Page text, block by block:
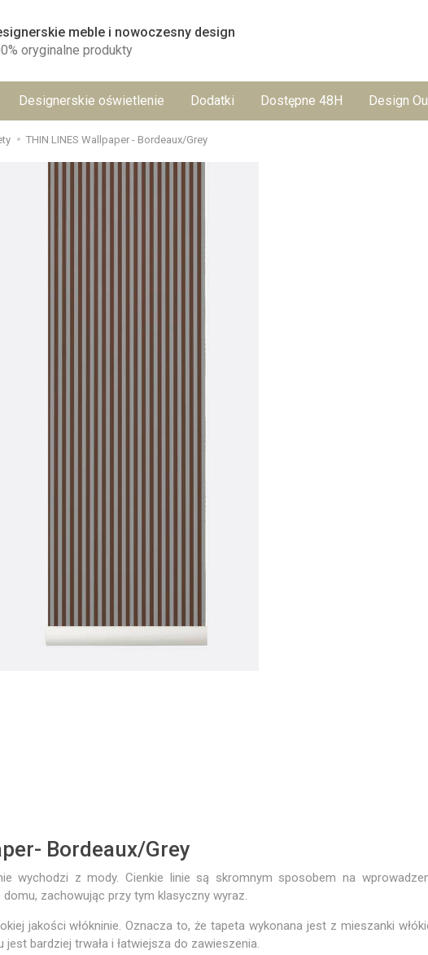
meble i nowoczesny design
oryginalne produkty
Designerskie oświetlenie Dodatki Dostępne 48H Design
THIN LINES Wallpaper - Bordeaux/Grey
Bordeaux/Grey
wychodzi z mody. Cienkie linie są skromnym sposobem na
zachowując przy tym klasyczny wyraz.
jakości włókninie. Oznacza to, że tapeta wykonana jest z mieszanki
bardziej trwała i łatwiejsza do zawieszenia.